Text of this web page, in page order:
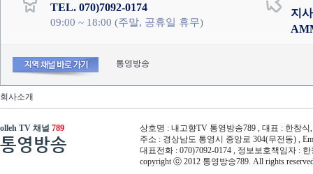
TEL. 070)7092-0174
09:00 ~ 18:00 (주말, 공휴일 휴무)
지
통영방송
회사소개
olleh TV 채널 789
통영방송
상호명 : 내고향TV 통영방송789 , 대표 : 한창식
주소 : 경상남도 통영시 중앙로 304(무전동) ,
대표전화 : 070)7092-0174 , 정보보호책임자 :
copyright ⓒ 2012 통영방송789. All rights